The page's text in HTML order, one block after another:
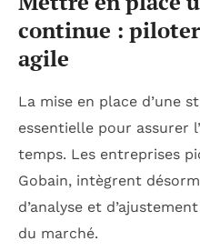
continue :
agile
La mise en place d’une
essentielle pour assurer
temps. Les entreprises
Gobain, intègrent
d’analyse et
du marché.